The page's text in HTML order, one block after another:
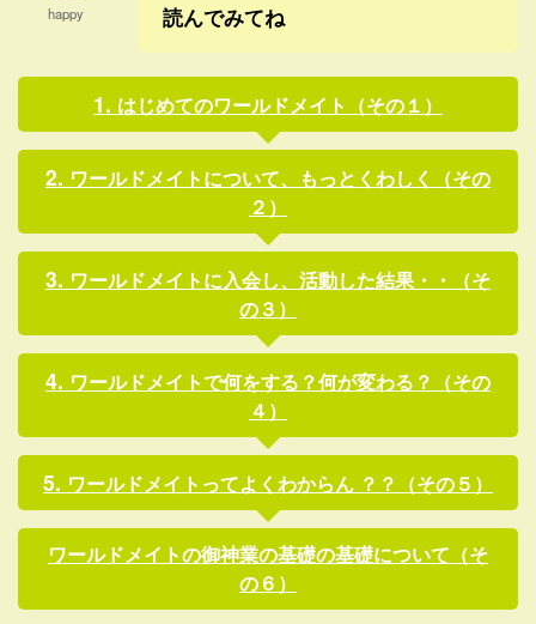
happy
読んでみてね
はじめてのワールドメイト（その１）
ワールドメイトについて、もっとくわしく（その
２）
ワールドメイトに入会し、活動した結果・・（そ
の３）
ワールドメイトで何をする？何が変わる？（その
４）
ワールドメイトってよくわからん ？？（その５）
ワールドメイトの御神業の基礎の基礎について（そ
の６）